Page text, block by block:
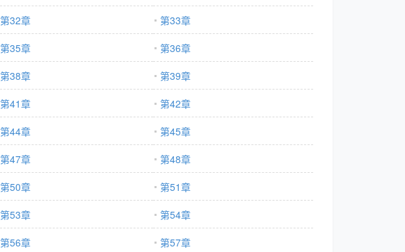
第32章
第33章
第35章
第36章
第38章
第39章
第41章
第42章
第44章
第45章
第47章
第48章
第50章
第51章
第53章
第54章
第56章
第57章